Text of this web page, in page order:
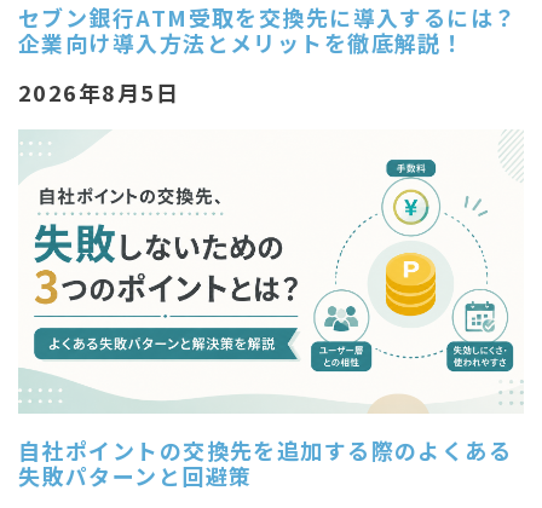
セブン銀行ATM受取を交換先に導入するには？
企業向け導入方法とメリットを徹底解説！
2026年8月5日
自社ポイントの交換先を追加する際のよくある
失敗パターンと回避策